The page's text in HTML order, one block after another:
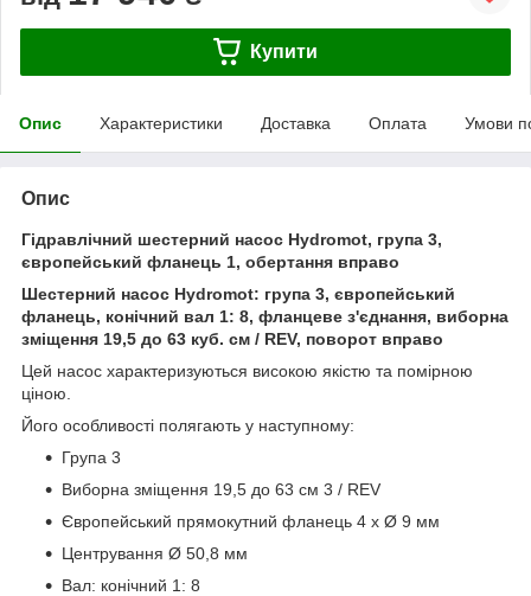
Купити
Опис Характеристики Доставка Оплата Умови
Опис
Гідравлічний шестерний насос Hydromot, група 3,
європейський фланець 1, обертання вправо
Шестерний насос Hydromot: група 3, європейський
фланець, конічний вал 1: 8, фланцеве з'єднання, виборна
зміщення 19,5 до 63 куб. см / REV, поворот вправо
Цей насос характеризуються високою якістю та помірною
ціною.
Його особливості полягають у наступному:
Група 3
Виборна зміщення 19,5 до 63 см 3 / REV
Європейський прямокутний фланець 4 x Ø 9 мм
Центрування Ø 50,8 мм
Вал: конічний 1: 8